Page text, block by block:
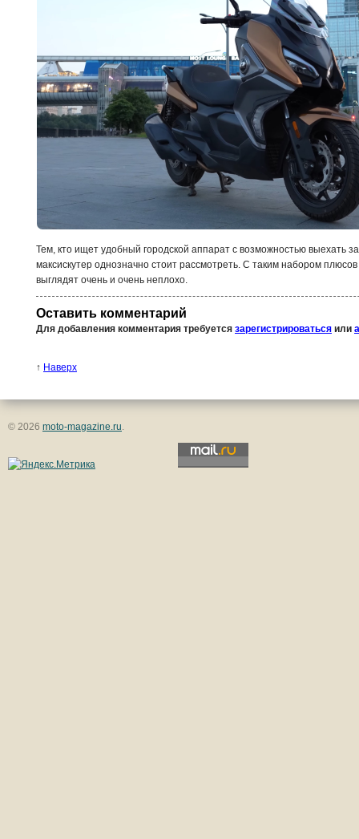
Тем, кто ищет удобный городской аппарат с возможностью выехать
максискутер однозначно стоит рассмотреть. С таким набором
выглядят очень и очень неплохо.
Оставить комментарий
Для добавления комментария требуется зарегистрироваться или
↑ Наверх
© 2026 moto-magazine.ru.